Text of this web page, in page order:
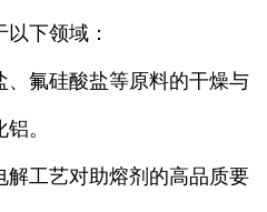
下领域：
、氟硅酸盐等原料的干燥与
。
解工艺对助熔剂的高品质要